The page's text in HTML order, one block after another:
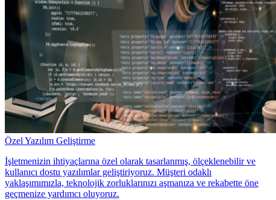
Özel Yazılım Geliştirme
İşletmenizin ihtiyaçlarına özel olarak tasarlanmış, ölçeklenebilir ve
kullanıcı dostu yazılımlar geliştiriyoruz. Müşteri odaklı
yaklaşımımızla, teknolojik zorluklarınızı aşmanıza ve rekabette öne
geçmenize yardımcı oluyoruz.